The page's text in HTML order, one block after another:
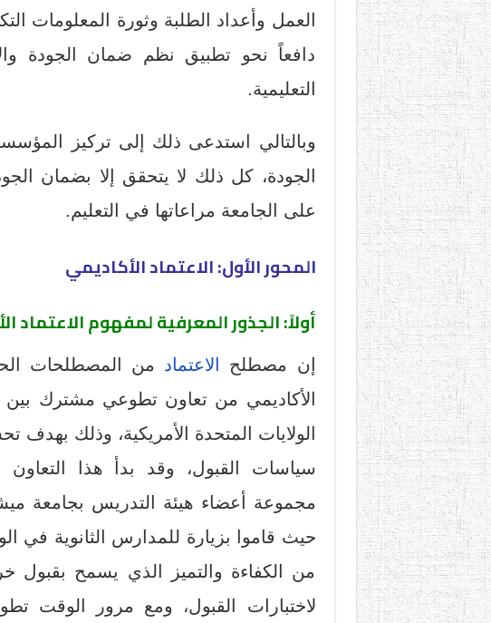
العمل وأعداد الطلبة وثورة المعلومات
دافعاً نحو تطبيق نظم ضمان الجودة
التعليمية.
وبالتالي استدعى ذلك إلى تركيز
الجودة، كل ذلك لا يتحقق إلا بضمان
على الجامعة مراعاتها في التعليم.
المحور الأول: الاعتماد الأكاديمي
أولاً: الجذور المعرفية لمفهوم الاعتماد
إن مصطلح الاعتماد من المصطلحات
الأكاديمي من تعاون تطوعي مشترك بين
الولايات المتحدة الأمريكية، وذلك بهدف
حيث قاموا بزيارة للمدارس الثانوية في
من الكفاءة والتميز الذي يسمح بقبول
لاختبارات القبول، ومع مرور الوقت